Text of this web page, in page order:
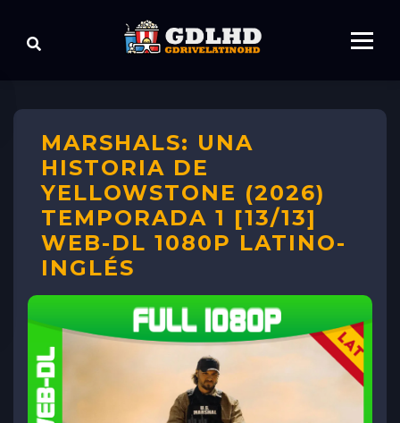
MARSHALS: UNA
HISTORIA DE
YELLOWSTONE (2026)
TEMPORADA 1 [13/13]
WEB-DL 1080P LATINO-
INGLÉS